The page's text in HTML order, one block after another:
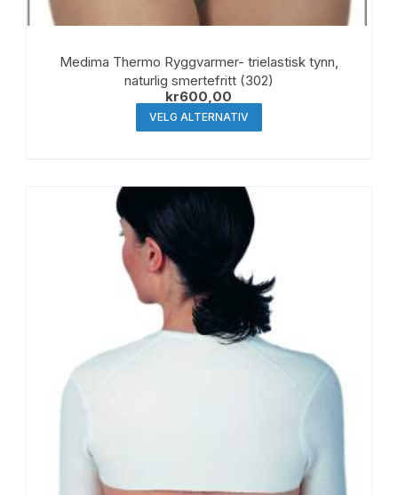
Medima Thermo Ryggvarmer- trielastisk tynn,
naturlig smertefritt (302)
kr600,00
VELG ALTERNATIV
produktet
på
produktsiden